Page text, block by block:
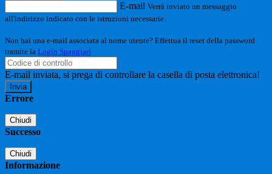
E-mail Verrà inviato un messaggio
all'indirizzo indicato con le istruzioni necessarie.
Non hai una e-mail associata al nome utente? Effettua il reset della password
tramite la Login Spaggiari
E-mail inviata, si prega di controllare la casella di posta elettronica!
Errore
Chiudi
Successo
Chiudi
Informazione